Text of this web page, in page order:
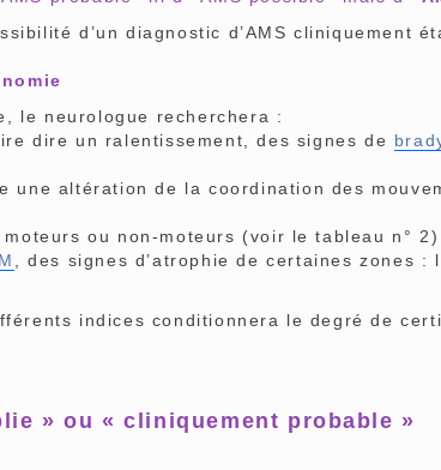
d’un diagnostic d’AMS cliniquement
le neurologue recherchera :
dire un ralentissement, des signes de
une altération de la coordination des
ou non-moteurs (voir le tableau n° 2)
, des signes d’atrophie de certaines zones :
indices conditionnera le degré de
» ou « cliniquement probable »